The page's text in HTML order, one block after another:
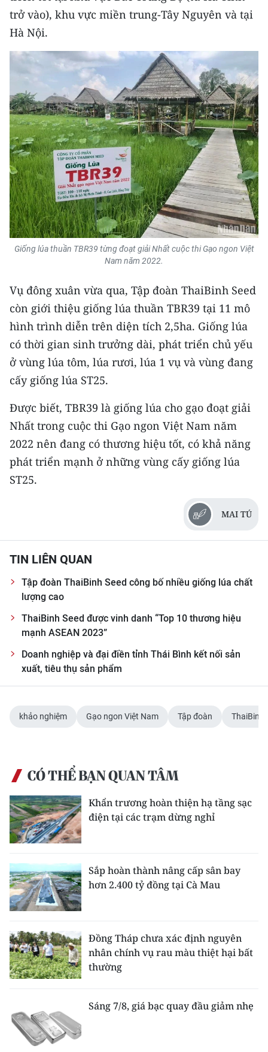
ENGLISH
中文
FRANÇAIS
РУССКИЙ
ESPAÑOL
한국어
trở vào), khu vực miền trung-Tây Nguyên và tại
Hà Nội.
Giống lúa thuần TBR39 từng đoạt giải Nhất cuộc thi Gạo ngon Việt
Nam năm 2022.
Vụ đông xuân vừa qua, Tập đoàn ThaiBinh Seed
còn giới thiệu giống lúa thuần TBR39 tại 11 mô
hình trình diễn trên diện tích 2,5ha. Giống lúa
có thời gian sinh trưởng dài, phát triển chủ yếu
ở vùng lúa tôm, lúa rươi, lúa 1 vụ và vùng đang
cấy giống lúa ST25.
Được biết, TBR39 là giống lúa cho gạo đoạt giải
Nhất trong cuộc thi Gạo ngon Việt Nam năm
2022 nên đang có thương hiệu tốt, có khả năng
phát triển mạnh ở những vùng cấy giống lúa
ST25.
MAI TÚ
TIN LIÊN QUAN
Tập đoàn ThaiBinh Seed công bố nhiều giống lúa chất
lượng cao
ThaiBinh Seed được vinh danh “Top 10 thương hiệu
mạnh ASEAN 2023”
Doanh nghiệp và đại điền tỉnh Thái Bình kết nối sản
xuất, tiêu thụ sản phẩm
khảo nghiệm Gạo ngon Việt Nam Tập đoàn ThaiBinh
CÓ THỂ BẠN QUAN TÂM
Khẩn trương hoàn thiện hạ tầng sạc
điện tại các trạm dừng nghỉ
Sắp hoàn thành nâng cấp sân bay
hơn 2.400 tỷ đồng tại Cà Mau
Đồng Tháp chưa xác định nguyên
nhân chính vụ rau màu thiệt hại bất
thường
Sáng 7/8, giá bạc quay đầu giảm nhẹ